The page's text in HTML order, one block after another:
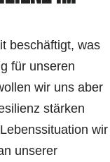
beschäftigt, was
für unseren
wir uns aber
stärken
wir
unserer